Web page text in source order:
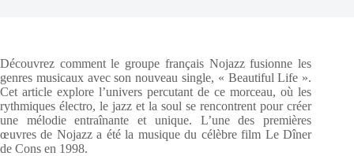
Découvrez comment le groupe français Nojazz fusionne les
genres musicaux avec son nouveau single, « Beautiful Life ».
Cet article explore l’univers percutant de ce morceau, où les
rythmiques électro, le jazz et la soul se rencontrent pour créer
une mélodie entraînante et unique. L’une des premières
œuvres de Nojazz a été la musique du célèbre film Le Dîner
de Cons en 1998.